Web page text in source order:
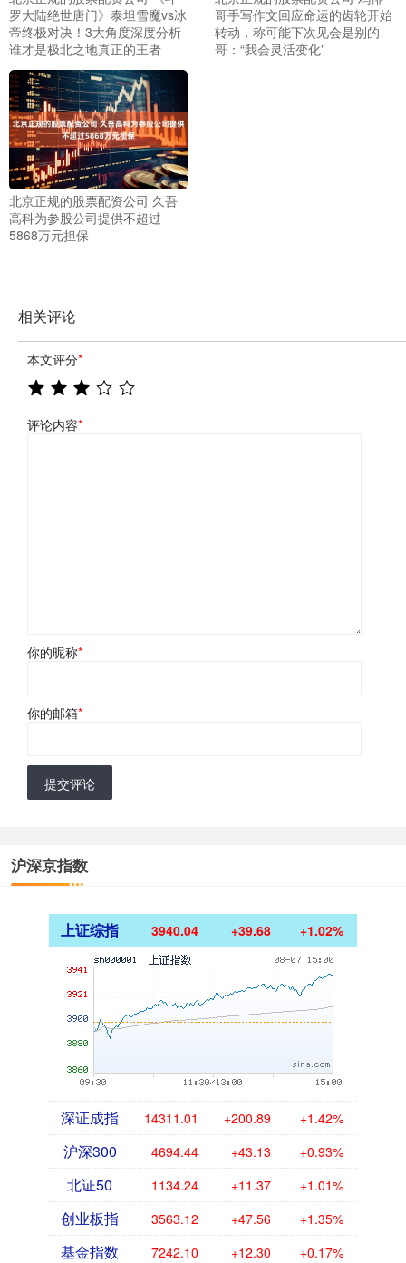
罗大陆绝世唐门》泰坦雪魔vs冰
帝终极对决！3大角度深度分析
谁才是极北之地真正的王者
哥手写作文回应命运的齿轮开始
转动，称可能下次见会是别的
哥：“我会灵活变化”
北京正规的股票配资公司 久吾
高科为参股公司提供不超过
5868万元担保
相关评论
本文评分*
评论内容*
你的昵称*
你的邮箱*
提交评论
沪深京指数
上证综指 3940.04 +39.68 +1.02%
深证成指 14311.01 +200.89 +1.42%
沪深300 4694.44 +43.13 +0.93%
北证50 1134.24 +11.37 +1.01%
创业板指 3563.12 +47.56 +1.35%
基金指数 7242.10 +12.30 +0.17%